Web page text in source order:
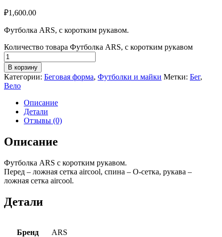
₽1,600.00
Футболка ARS, с коротким рукавом.
Количество товара Футболка ARS, с коротким рукавом
В корзину
Категории: Беговая форма, Футболки и майки Метки: Бег,
Вело
Описание
Детали
Отзывы (0)
Описание
Футболка ARS с коротким рукавом.
Перед – ложная сетка aircool, спина – О-сетка, рукава –
ложная сетка aircool.
Детали
Бренд ARS